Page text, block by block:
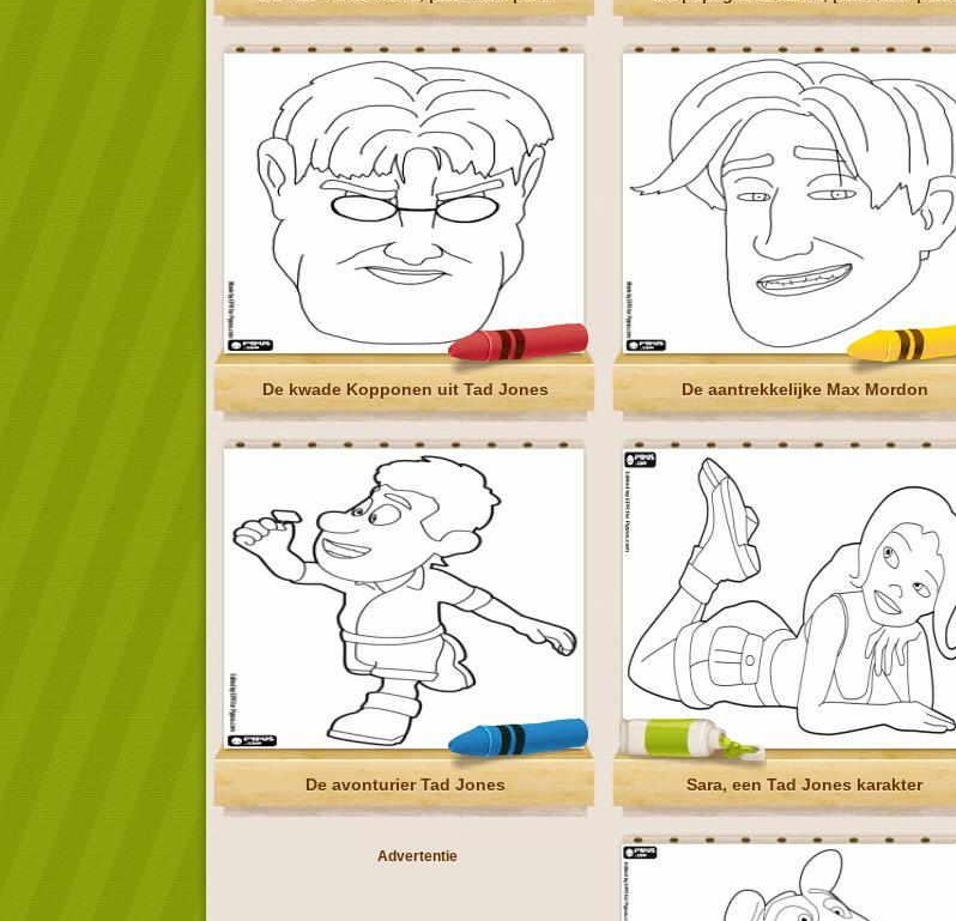
De kwade Kopponen uit Tad Jones De aantrekkelijke Max Mordon
De avonturier Tad Jones Sara, een Tad Jones karakter
Advertentie